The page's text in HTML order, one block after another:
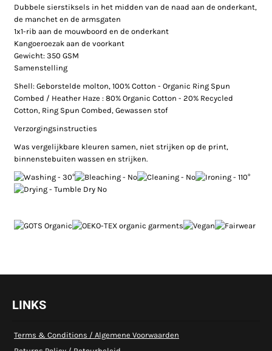
Dubbele sierstiksels in het midden van de naad aan de onderkant,
de manchet en de armsgaten
1x1-rib aan de mouwboord en de onderkant
Kangoeroezak aan de voorkant
Gewicht: 350 GSM
Samenstelling
Shell: Geborstelde molton, 100% Cotton - Organic Ring Spun
Combed / Heather Haze : 80% Organic Cotton - 20% Recycled
Cotton, Ring Spun Combed, Gewassen stof
Verzorgingsinstructies
Was vergelijkbare kleuren samen, niet strijken op de print,
binnenstebuiten wassen en strijken.
LINKS
Terms & Conditions / Algemene Voorwaarden